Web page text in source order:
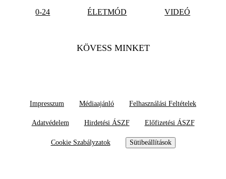
0-24 ÉLETMÓD VIDEÓ
KÖVESS MINKET
Impresszum Médiaajánló Felhasználási Feltételek
Adatvédelem Hirdetési ÁSZF Előfizetési ÁSZF
Cookie Szabályzatok Sütibeállítások